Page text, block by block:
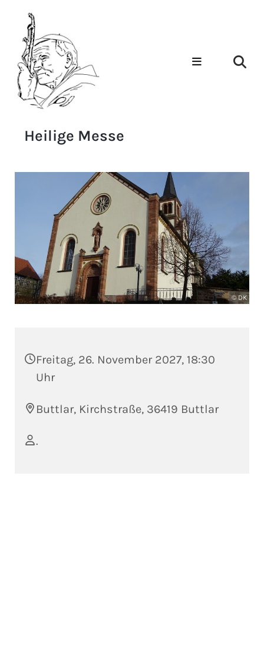
Heilige Messe
© DK
Freitag, 26. November 2027, 18:30
Uhr
Buttlar, Kirchstraße, 36419 Buttlar
.